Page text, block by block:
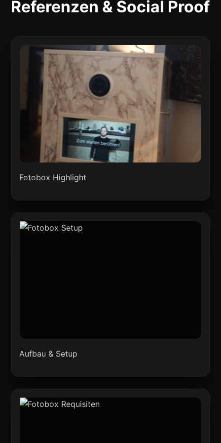
Referenzen & Social Proof
Fotobox Highlight
Aufbau & Setup